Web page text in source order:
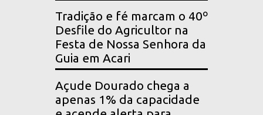
Tradição e fé marcam o 40º
Desfile do Agricultor na
Festa de Nossa Senhora da
Guia em Acari
Açude Dourado chega a
apenas 1% da capacidade